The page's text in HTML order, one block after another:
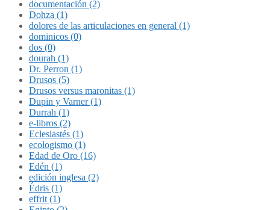
documentación (2)
Dohza (1)
dolores de las articulaciones en general (1)
dominicos (0)
dos (0)
dourah (1)
Dr. Perron (1)
Drusos (5)
Drusos versus maronitas (1)
Dupin y Varner (1)
Durrah (1)
e-libros (2)
Eclesiastés (1)
ecologismo (1)
Edad de Oro (16)
Edén (1)
edición inglesa (2)
Édris (1)
effrit (1)